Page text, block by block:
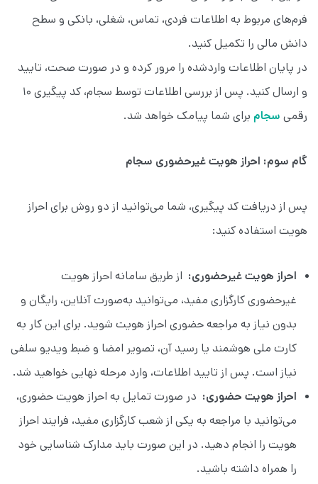
فرم‌های مربوط به اطلاعات فردی، تماس، شغلی، بانکی و سطح
دانش مالی را تکمیل کنید.
در پایان اطلاعات واردشده را مرور کرده و در صورت صحت، تایید
و ارسال کنید. پس از بررسی اطلاعات توسط سجام، کد پیگیری ۱۰
رقمی سجام برای شما پیامک خواهد شد.
گام سوم: احراز هویت غیرحضوری سجام
پس از دریافت کد پیگیری، شما می‌توانید از دو روش برای احراز
هویت استفاده کنید:
احراز هویت غیرحضوری: از طریق سامانه احراز هویت
غیرحضوری کارگزاری مفید، می‌توانید به‌صورت آنلاین، رایگان و
بدون نیاز به مراجعه حضوری احراز هویت شوید. برای این کار به
کارت ملی هوشمند یا رسید آن، تصویر امضا و ضبط ویدیو سلفی
نیاز است. پس از تایید اطلاعات، وارد مرحله نهایی خواهید شد.
احراز هویت حضوری: در صورت تمایل به احراز هویت حضوری،
می‌توانید با مراجعه به یکی از شعب کارگزاری مفید، فرایند احراز
هویت را انجام دهید. در این صورت باید مدارک شناسایی خود
را همراه داشته باشید.